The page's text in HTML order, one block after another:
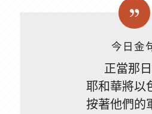
今日金
正當那日
耶和華將以
按著他們的